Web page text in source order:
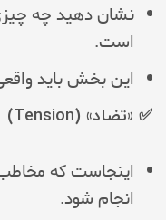
نشان دهید چه
است.
این بخش باید
✅ «تضاد» (Tension)
اینجاست که
انجام شود.